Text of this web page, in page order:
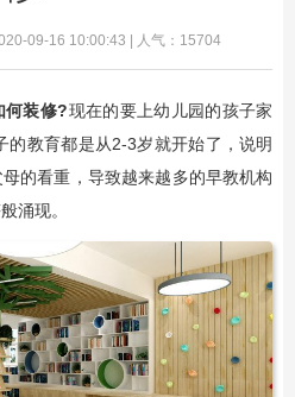
09-16 10:00:43 | 人气：15704
何装修?现在的要上幼儿园的孩子家
的教育都是从2-3岁就开始了，说明
的看重，导致越来越多的早教机构
涌现。